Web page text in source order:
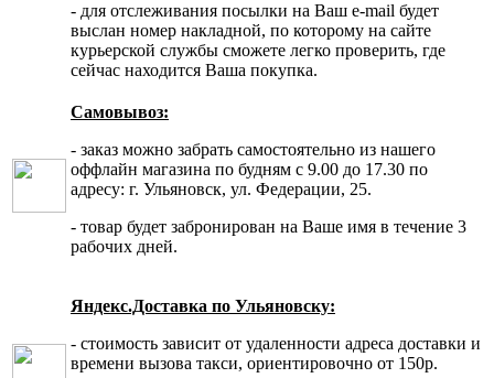
- для отслеживания посылки на Ваш e-mail будет
выслан номер накладной, по которому на сайте
курьерской службы сможете легко проверить, где
сейчас находится Ваша покупка.
Самовывоз:
- заказ можно забрать самостоятельно из нашего
оффлайн магазина по будням с 9.00 до 17.30 по
адресу: г. Ульяновск, ул. Федерации, 25.
- товар будет забронирован на Ваше имя в течение 3
рабочих дней.
Яндекс.Доставка по Ульяновску:
- стоимость зависит от удаленности адреса доставки и
времени вызова такси, ориентировочно от 150р.